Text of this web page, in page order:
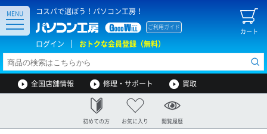
コスパで選ぼう！パソコン工房！
カート
ご利用ガイド
ログイン おトクな会員登録（無料）
MENU
全国店舗情報 修理・サポート 買取
初めての方 お気に入り 閲覧履歴